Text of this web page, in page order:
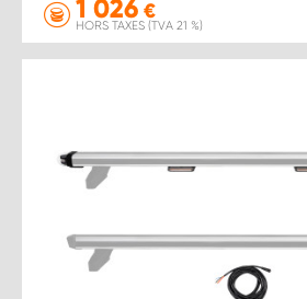
1 026 €
HORS TAXES (TVA 21 %)